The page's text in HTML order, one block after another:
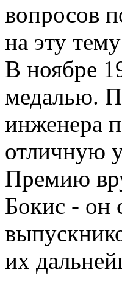
вопросов
на эту
В ноябре
медалью.
инженера
отличную
Премию
Бокис - он
их